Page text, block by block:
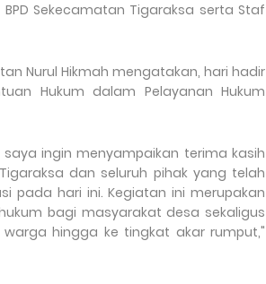
Sekecamatan Tigaraksa serta Staf
Nurul Hikmah mengatakan, hari hadir
Hukum dalam Pelayanan Hukum
ingin menyampaikan terima kasih
dan seluruh pihak yang telah
pada hari ini. Kegiatan ini merupakan
bagi masyarakat desa sekaligus
hingga ke tingkat akar rumput,"